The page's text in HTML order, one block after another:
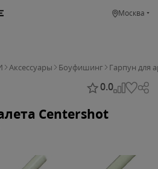
Москва
Аксессуары Боуфишинг Гарпун для
0.0
Centershot